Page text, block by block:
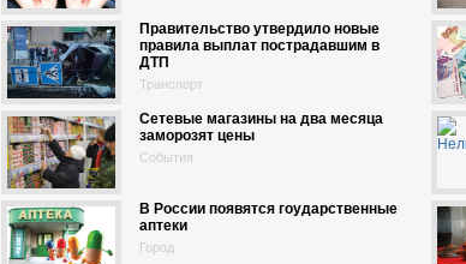
Правительство утвердило новые
правила выплат пострадавшим в
ДТП
Транспорт
Сетевые магазины на два месяца
заморозят цены
События
В России появятся гоударственные
аптеки
Город